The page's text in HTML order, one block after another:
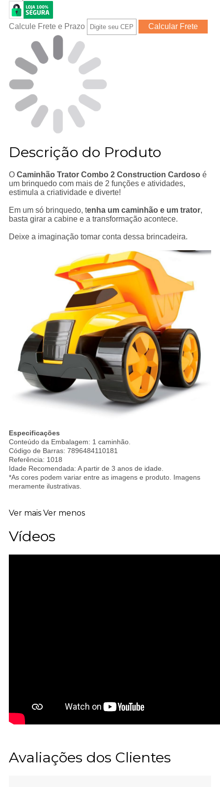
Calcule Frete e Prazo
Descrição do Produto
OCaminhão Trator Combo 2 Construction Cardosoé
um brinquedo com mais de 2 funções e atividades,
estimula a criatividade e diverte!
Em um só brinquedo, tenha um caminhão e um trator,
basta girar a cabine e a transformação acontece.
Deixe a imaginação tomar conta dessa brincadeira.
Especificações
Conteúdo da Embalagem: 1 caminhão.
Código de Barras: 7896484110181
Referência: 1018
Idade Recomendada: A partir de 3 anos de idade.
*As cores podem variar entre as imagens e produto. Imagens
meramente ilustrativas.
Ver mais Ver menos
Vídeos
Avaliações dos Clientes